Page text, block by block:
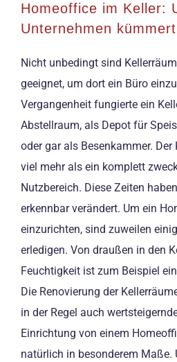
Homeoffice im Keller:
Unternehmen
Nicht unbedingt sind
geeignet, um dort ein Büro
Vergangenheit fungierte ein
Abstellraum, als Depot für
oder gar als Besenkammer.
viel mehr als ein komplett
Nutzbereich. Diese Zeiten
erkennbar verändert. Um ein
einzurichten, sind zuweilen
erledigen. Von draußen in den
Feuchtigkeit ist zum Beispiel
Die Renovierung der
in der Regel auch
Einrichtung von einem
natürlich in besonderem Maße.